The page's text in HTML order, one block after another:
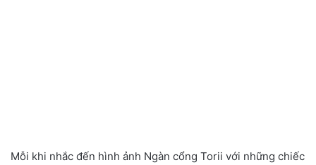
Mỗi khi nhắc đến hình ảnh Ngàn cổng Torii với những chiếc